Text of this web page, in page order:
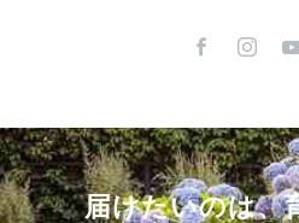
届けたいのは、